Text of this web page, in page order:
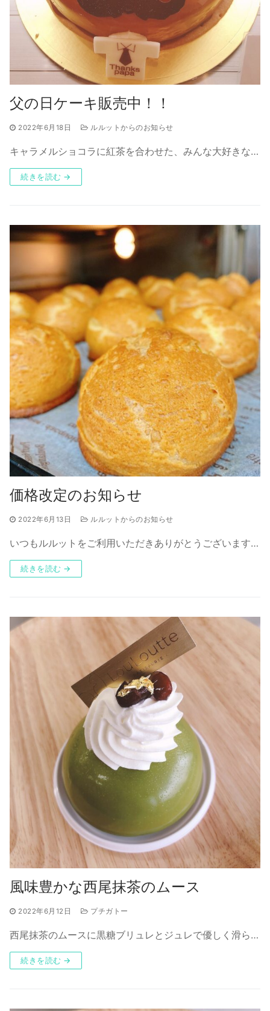
父の日ケーキ販売中！！
2022年6月18日 ルルットからのお知らせ
キャラメルショコラに紅茶を合わせた、みんな大好きな…
続きを読む →
価格改定のお知らせ
2022年6月13日 ルルットからのお知らせ
いつもルルットをご利用いただきありがとうございます…
続きを読む →
風味豊かな西尾抹茶のムース
2022年6月12日 プチガトー
西尾抹茶のムースに黒糖ブリュレとジュレで優しく滑ら…
続きを読む →